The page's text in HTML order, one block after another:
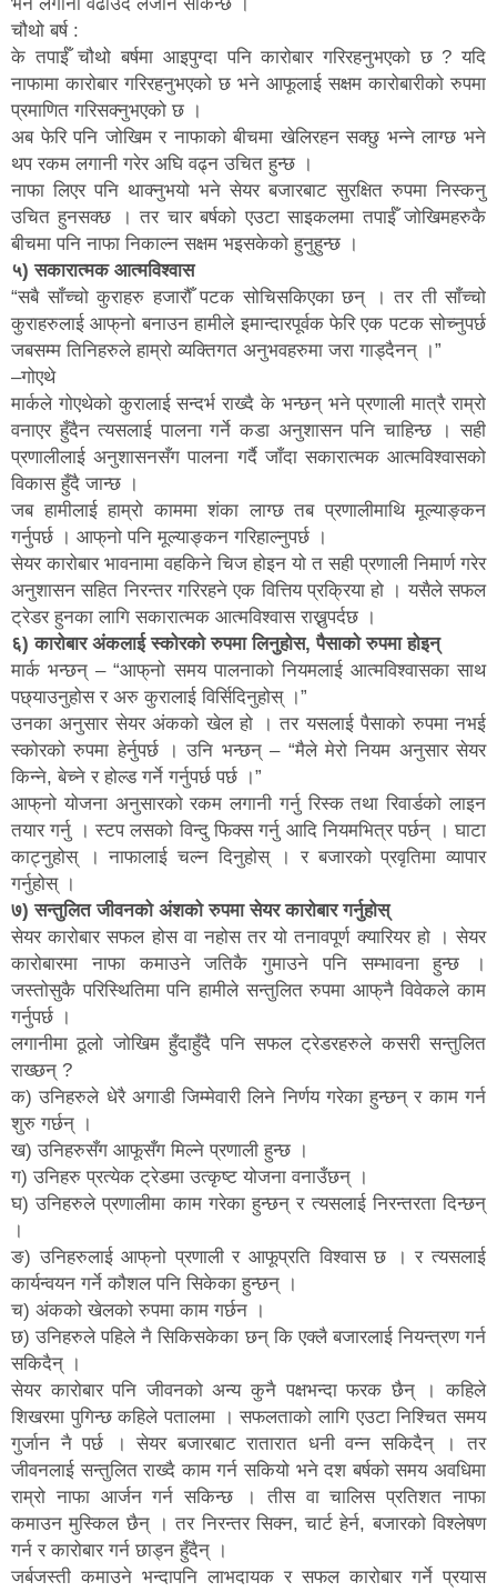
भने लगानी वढाउदै लैजान सकिन्छ ।
चौथो बर्ष :
के तपाईँ चौथो बर्षमा आइपुग्दा पनि कारोबार गरिरहनुभएको छ ? यदि
नाफामा कारोबार गरिरहनुभएको छ भने आफूलाई सक्षम कारोबारीको रुपमा
प्रमाणित गरिसक्नुभएको छ ।
अब फेरि पनि जोखिम र नाफाको बीचमा खेलिरहन सक्छु भन्ने लाग्छ भने
थप रकम लगानी गरेर अघि वढ्न उचित हुन्छ ।
नाफा लिएर पनि थाक्नुभयो भने सेयर बजारबाट सुरक्षित रुपमा निस्कनु
उचित हुनसक्छ । तर चार बर्षको एउटा साइकलमा तपाईँ जोखिमहरुकै
बीचमा पनि नाफा निकाल्न सक्षम भइसकेको हुनुहुन्छ ।
५) सकारात्मक आत्मविश्वास
“सबै साँच्चो कुराहरु हजारौँ पटक सोचिसकिएका छन् । तर ती साँच्चो
कुराहरुलाई आफ्‌नो बनाउन हामीले इमान्दारपूर्वक फेरि एक पटक सोच्नुपर्छ
जबसम्म तिनिहरुले हाम्रो व्यक्तिगत अनुभवहरुमा जरा गाड्दैनन् ।”
–गोएथे
मार्कले गोएथेको कुरालाई सन्दर्भ राख्दै के भन्छन् भने प्रणाली मात्रै राम्रो
वनाएर हुँदैन त्यसलाई पालना गर्ने कडा अनुशासन पनि चाहिन्छ । सही
प्रणालीलाई अनुशासनसँग पालना गर्दै जाँदा सकारात्मक आत्मविश्वासको
विकास हुँदै जान्छ ।
जब हामीलाई हाम्रो काममा शंका लाग्छ तब प्रणालीमाथि मूल्याङ्कन
गर्नुपर्छ । आफ्‌नो पनि मूल्याङ्कन गरिहाल्नुपर्छ ।
सेयर कारोबार भावनामा वहकिने चिज होइन यो त सही प्रणाली निमार्ण गरेर
अनुशासन सहित निरन्तर गरिरहने एक वित्तिय प्रक्रिया हो । यसैले सफल
ट्रेडर हुनका लागि सकारात्मक आत्मविश्वास राख्नुपर्दछ ।
६) कारोबार अंकलाई स्कोरको रुपमा लिनुहोस, पैसाको रुपमा होइन्
मार्क भन्छन् – “आफ्‌नो समय पालनाको नियमलाई आत्मविश्वासका साथ
पछ्याउनुहोस र अरु कुरालाई विर्सिदिनुहोस् ।”
उनका अनुसार सेयर अंकको खेल हो । तर यसलाई पैसाको रुपमा नभई
स्कोरको रुपमा हेर्नुपर्छ । उनि भन्छन् – “मैले मेरो नियम अनुसार सेयर
किन्ने, बेच्ने र होल्ड गर्ने गर्नुपर्छ पर्छ ।”
आफ्‌नो योजना अनुसारको रकम लगानी गर्नु रिस्क तथा रिवार्डको लाइन
तयार गर्नु । स्टप लसको विन्दु फिक्स गर्नु आदि नियमभित्र पर्छन् । घाटा
काट्नुहोस् । नाफालाई चल्न दिनुहोस् । र बजारको प्रवृतिमा व्यापार
गर्नुहोस् ।
७) सन्तुलित जीवनको अंशको रुपमा सेयर कारोबार गर्नुहोस्
सेयर कारोबार सफल होस वा नहोस तर यो तनावपूर्ण क्यारियर हो । सेयर
कारोबारमा नाफा कमाउने जतिकै गुमाउने पनि सम्भावना हुन्छ ।
जस्तोसुकै परिस्थितिमा पनि हामीले सन्तुलित रुपमा आफ्‌नै विवेकले काम
गर्नुपर्छ ।
लगानीमा ठूलो जोखिम हुँदाहुँदै पनि सफल ट्रेडरहरुले कसरी सन्तुलित
राख्छन् ?
क) उनिहरुले धेरै अगाडी जिम्मेवारी लिने निर्णय गरेका हुन्छन् र काम गर्न
शुरु गर्छन् ।
ख) उनिहरुसँग आफूसँग मिल्ने प्रणाली हुन्छ ।
ग) उनिहरु प्रत्येक ट्रेडमा उत्कृष्ट योजना वनाउँछन् ।
घ) उनिहरुले प्रणालीमा काम गरेका हुन्छन् र त्यसलाई निरन्तरता दिन्छन्
।
ङ) उनिहरुलाई आफ्‌नो प्रणाली र आफूप्रति विश्वास छ । र त्यसलाई
कार्यन्वयन गर्ने कौशल पनि सिकेका हुन्छन् ।
च) अंकको खेलको रुपमा काम गर्छन ।
छ) उनिहरुले पहिले नै सिकिसकेका छन् कि एक्लै बजारलाई नियन्त्रण गर्न
सकिदैन् ।
सेयर कारोबार पनि जीवनको अन्य कुनै पक्षभन्दा फरक छैन् । कहिले
शिखरमा पुगिन्छ कहिले पतालमा । सफलताको लागि एउटा निश्चित समय
गुर्जान नै पर्छ । सेयर बजारबाट रातारात धनी वन्न सकिदैन् । तर
जीवनलाई सन्तुलित राख्दै काम गर्न सकियो भने दश बर्षको समय अवधिमा
राम्रो नाफा आर्जन गर्न सकिन्छ । तीस वा चालिस प्रतिशत नाफा
कमाउन मुस्किल छैन् । तर निरन्तर सिक्न, चार्ट हेर्न, बजारको विश्लेषण
गर्न र कारोबार गर्न छाड्न हुँदैन् ।
जर्बजस्ती कमाउने भन्दापनि लाभदायक र सफल कारोबार गर्ने प्रयास